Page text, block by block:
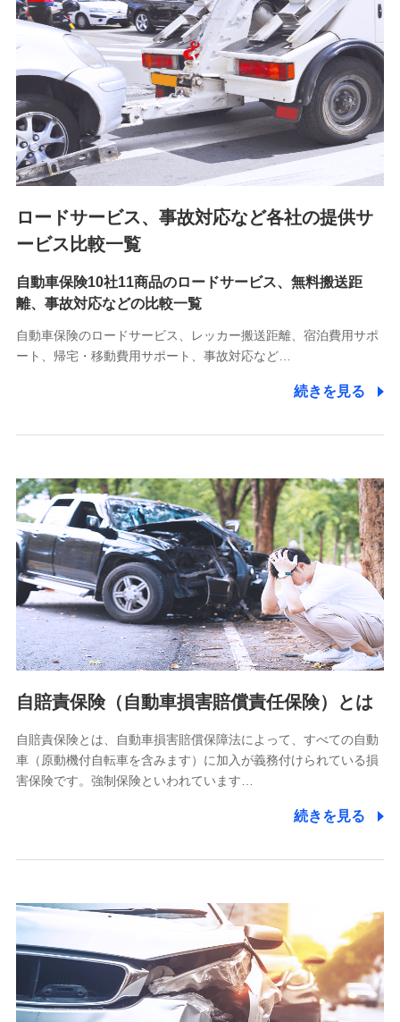
7.社員（従業者）の個人情報
人事･勤怠･健康・労務等の管理、給与支給、福利厚生・採用
退職関連処理等の各種手続きのため、当社と従業員または従
業員同士の連絡のため
8.取引先個人情報
取引先としての選定業務、営業情報の提供業務、契約締結手
続き業務、取引管理業務、およびこれらに準ずる業務の遂行
のため
9.お問い合わせ情報
各種お問い合わせに対応するため
10.受託業務の 個人情報
受託業務の遂行およびこれらに準ずる業務の遂行のため
11.マイカー通勤管理クラウド並びに法人向けASPサー
をお送りするため
分析するため
当社の対応品質向上やお問い合わせ内容の正確な把握のため
個人情報保護管理者の職名、連絡先
株式会社ドコモ・インシュアランス 営業部長
〒103-0013 東京都中央区日本橋人形町2-14-10 アーバン
ネット日本橋ビル 3F
株式会社ドコモ・インシュアランス
個人情報の第三者提供について
除き、第三者に提供いたしません。
業務の委託
当社は利用目的の達成に必要な範囲内において個人情報の取
【共同して利用される利用データの項目】
当社又は株式会社NTTドコモがサービス提供等を通じて取得
した、以下の情報などの個人データ
基本情報
ロードサービス、事故対応など各社の提供サ
ービス比較一覧
自動車保険10社11商品のロードサービス、無料搬送距
離、事故対応などの比較一覧
自動車保険のロードサービス、レッカー搬送距離、宿泊費用サポ
ート、帰宅・移動費用サポート、事故対応など…
続きを見る
自賠責保険（自動車損害賠償責任保険）とは
自賠責保険とは、自動車損害賠償保障法によって、すべての自動
車（原動機付自転車を含みます）に加入が義務付けられている損
害保険です。強制保険といわれています…
続きを見る